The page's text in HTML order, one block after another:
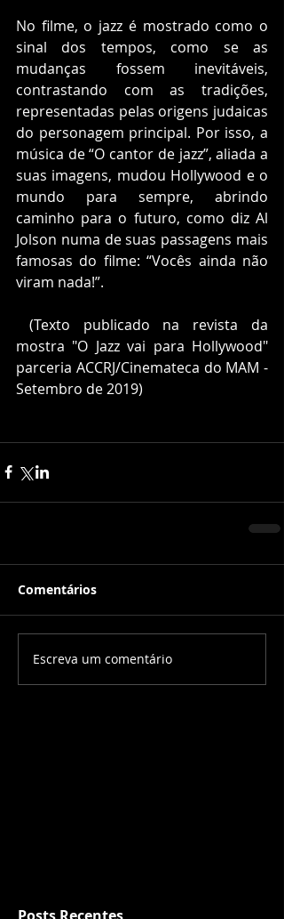
No filme, o jazz é mostrado como o
sinal dos tempos, como se as
mudanças fossem inevitáveis,
contrastando com as tradições,
representadas pelas origens judaicas
do personagem principal. Por isso, a
música de “O cantor de jazz”, aliada a
suas imagens, mudou Hollywood e o
mundo para sempre, abrindo
caminho para o futuro, como diz Al
Jolson numa de suas passagens mais
famosas do filme: “Vocês ainda não
viram nada!”.
mostra "O Jazz vai para Hollywood"
parceria ACCRJ/Cinemateca do MAM -
Setembro de 2019)
Comentários
Escreva um comentário